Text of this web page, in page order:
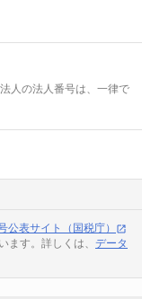
人の法人番号は、一律で
公表サイト（国税庁）
ます。詳しくは、 データ